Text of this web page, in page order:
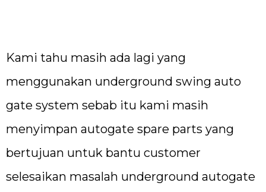
Kami tahu masih ada lagi yang
menggunakan underground swing auto
gate system sebab itu kami masih
menyimpan autogate spare parts yang
bertujuan untuk bantu customer
selesaikan masalah underground autogate